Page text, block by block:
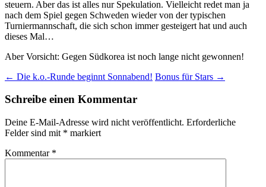
steuern. Aber das ist alles nur Spekulation. Vielleicht redet man ja
nach dem Spiel gegen Schweden wieder von der typischen
Turniermannschaft, die sich schon immer gesteigert hat und auch
dieses Mal…
Aber Vorsicht: Gegen Südkorea ist noch lange nicht gewonnen!
Beitragsnavigation
← Die k.o.-Runde beginnt Sonnabend! Bonus für Stars →
Schreibe einen Kommentar
Deine E-Mail-Adresse wird nicht veröffentlicht. Erforderliche
Felder sind mit * markiert
Kommentar *